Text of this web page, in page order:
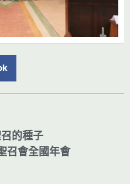
的種子
召會全國年會